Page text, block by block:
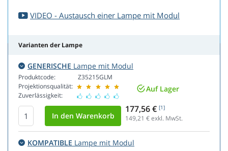
VIDEO - Austausch einer Lampe mit Modul
Varianten der Lampe
GENERISCHE Lampe mit Modul
Produktcode:
Projektionsqualität:
Zuverlässigkeit:
Z35215GLM
Auf Lager
177,56 € [1]
149,21 € exkl. MwSt.
KOMPATIBLE Lampe mit Modul